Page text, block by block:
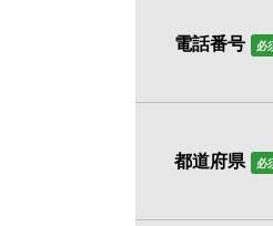
電話番号 必
都道府県 必